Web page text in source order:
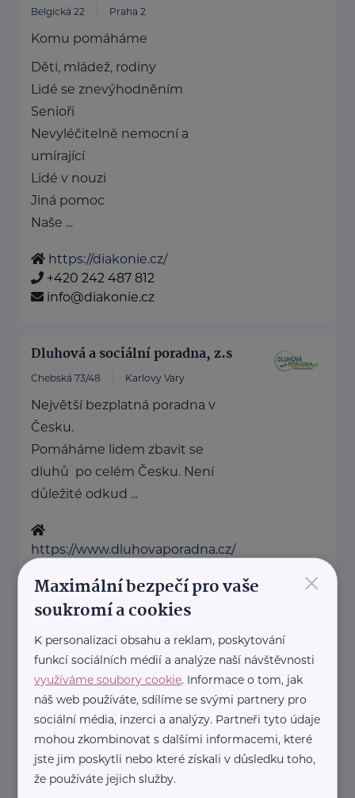
Belgická 22 Praha 2
Komu pomáháme
Děti, mládež, rodiny
Lidé se znevýhodněním
Senioři
Nevyléčitelně nemocní a
umírající
Lidé v nouzi
Jiná pomoc
Naše ...
https://diakonie.cz/
+420 242 487 812
info@diakonie.cz
Dluhová a sociální poradna, z.s
Chebská 73/48 Karlovy Vary
Největší bezplatná poradna v
Česku.
Pomáháme lidem zbavit se
dluhů po celém Česku. Není
důležité odkud ...
https://www.dluhovaporadna.cz/
info@dluhovaporadna.cz
HOST Home-Start
HOST Home-Start Česká
republika je nezisková
organizace, která již více než 20
let podporuje rodiny ...
×
Maximální bezpečí pro vaše
soukromí a cookies
K personalizaci obsahu a reklam, poskytování
funkcí sociálních médií a analýze naší návštěvnosti
využíváme soubory cookie. Informace o tom, jak
náš web používáte, sdílíme se svými partnery pro
sociální média, inzerci a analýzy. Partneři tyto údaje
mohou zkombinovat s dalšími informacemi, které
jste jim poskytli nebo které získali v důsledku toho,
že používáte jejich služby.